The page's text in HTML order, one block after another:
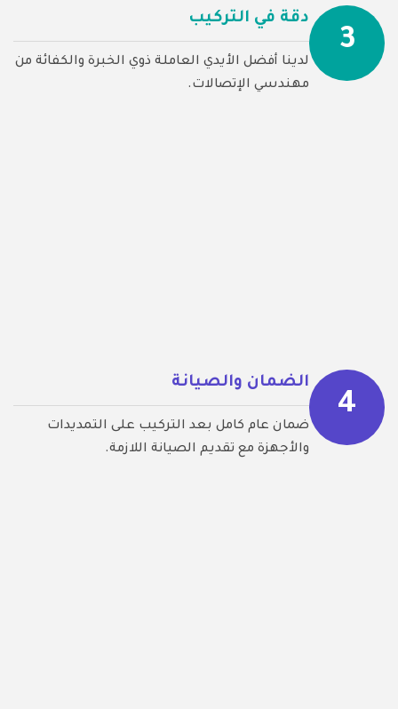
3
دقة في التركيب
لدينا أفضل الأيدي العاملة ذوي الخبرة والكفائة من
مهندسي الإتصالات.
4
الضمان والصيانة
ضمان عام كامل بعد التركيب على التمديدات
والأجهزة مع تقديم الصيانة اللازمة.